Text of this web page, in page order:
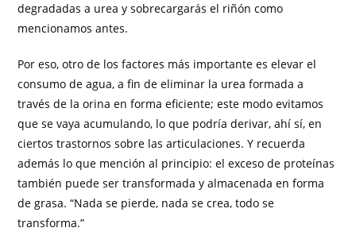
degradadas a urea y sobrecargarás el riñón como
mencionamos antes.
Por eso, otro de los factores más importante es elevar el
consumo de agua, a fin de eliminar la urea formada a
través de la orina en forma eficiente; este modo evitamos
que se vaya acumulando, lo que podría derivar, ahí sí, en
ciertos trastornos sobre las articulaciones. Y recuerda
además lo que mención al principio: el exceso de proteínas
también puede ser transformada y almacenada en forma
de grasa. “Nada se pierde, nada se crea, todo se
transforma.”